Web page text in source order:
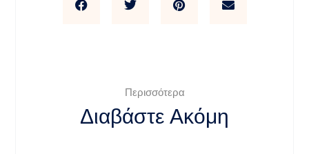
Περισσότερα
Διαβάστε Ακόμη